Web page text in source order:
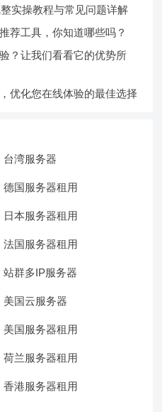
实操教程与常见问题详解
荐工具，你知道哪些吗？
？让我们看看它的优势所
优化您在线体验的最佳选择
台湾服务器
德国服务器租用
日本服务器租用
法国服务器租用
站群多IP服务器
美国云服务器
美国服务器租用
荷兰服务器租用
香港服务器租用